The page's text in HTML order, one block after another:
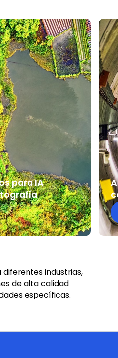
para IA
industrias,
de alta calidad
específicas.